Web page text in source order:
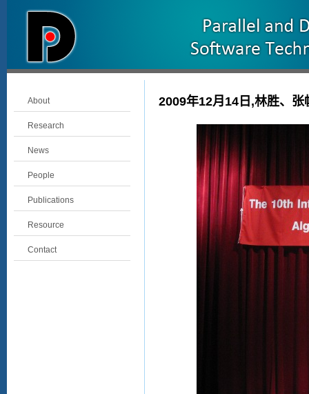
About
Research
News
People
Publications
Resource
Contact
2009年12月14日,林胜、